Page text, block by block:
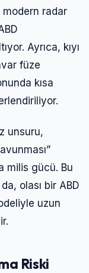
modern radar
Ayrıca, kıyı
füze
kısa
unsuru,
milis gücü. Bu
olası bir ABD
uzun
Riski